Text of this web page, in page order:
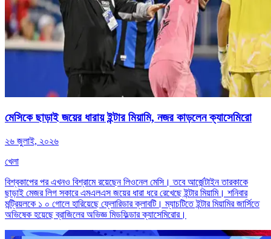
মেসিকে ছাড়াই জয়ের ধারায় ইন্টার মিয়ামি, নজর কাড়লেন ক্যাসেমিরো
২৬ জুলাই, ২০২৬
খেলা
বিশ্বকাপের পর এখনও বিশ্রামে রয়েছেন লিওনেল মেসি। তবে আর্জেন্টাইন তারকাকে
ছাড়াই মেজর লিগ সকারে এমএলএস জয়ের ধারা ধরে রেখেছে ইন্টার মিয়ামি। শনিবার
মন্ট্রিয়লকে ১ ০ গোলে হারিয়েছে ফ্লোরিডার ক্লাবটি। ম্যাচটিতে ইন্টার মিয়ামির জার্সিতে
অভিষেক হয়েছে ব্রাজিলের অভিজ্ঞ মিডফিল্ডার ক্যাসেমিরোর।